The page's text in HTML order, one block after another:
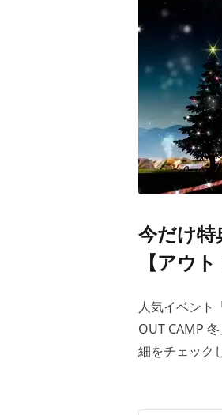
今だけ特
【アウ
人気イベント
OUT CAMP
細をチェック